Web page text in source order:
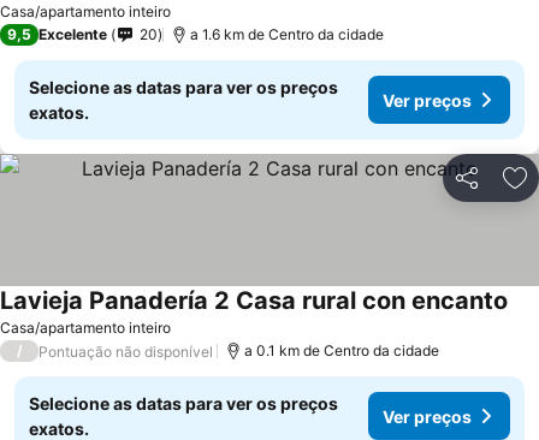
Casa/apartamento inteiro
9,5 Excelente 20 a 1.6 km de Centro da cidade
Selecione as datas para ver os preços
exatos.
Ver preços
Partilhar
Casa/apartamento inteiro
Lavieja Panadería 2 Casa rural con encanto
/ Pontuação não disponível a 0.1 km de Centro da cidade
Selecione as datas para ver os preços
exatos.
Ver preços